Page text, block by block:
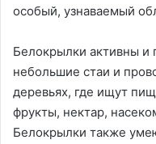
особый, узнаваемый
Белокрылки активны и
небольшие стаи и
деревьях, где ищут
фрукты, нектар,
Белокрылки также